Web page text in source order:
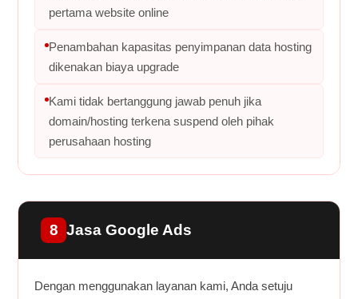
pertama website online
Penambahan kapasitas penyimpanan data hosting
dikenakan biaya upgrade
Kami tidak bertanggung jawab penuh jika
domain/hosting terkena suspend oleh pihak
perusahaan hosting
8 Jasa Google Ads
Dengan menggunakan layanan kami, Anda setuju